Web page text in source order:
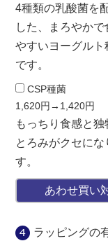
4種類の乳酸菌を
した、まろやかで
やすいヨーグルト
です。
CSP種菌
1,620円 →1,420円
もっちり食感と独
とろみがクセにな
す。
あわせ買い
ラッピングの